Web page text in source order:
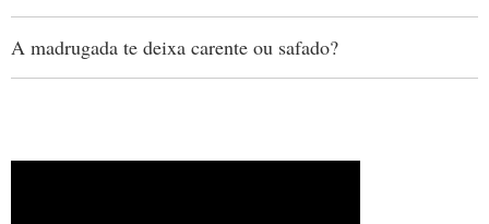
A madrugada te deixa carente ou safado?